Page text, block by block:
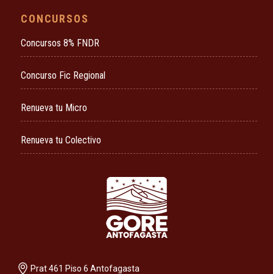
CONCURSOS
Concursos 8% FNDR
Concurso Fic Regional
Renueva tu Micro
Renueva tu Colectivo
Prat 461 Piso 6 Antofagasta